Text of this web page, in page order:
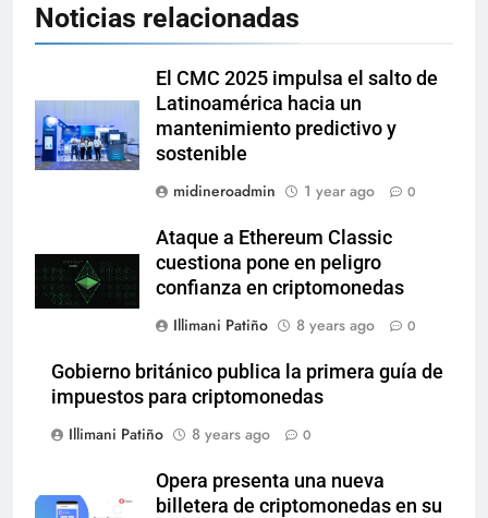
Noticias relacionadas
El CMC 2025 impulsa el salto de
Latinoamérica hacia un
mantenimiento predictivo y
sostenible
midineroadmin
1 year ago 0
Ataque a Ethereum Classic
cuestiona pone en peligro
confianza en criptomonedas
Illimani Patiño
8 years ago 0
Gobierno británico publica la primera guía de
impuestos para criptomonedas
Illimani Patiño
8 years ago 0
Opera presenta una nueva
billetera de criptomonedas en su